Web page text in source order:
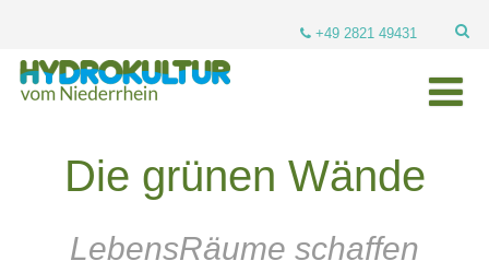
+49 2821 49431
Die grünen Wände
LebensRäume schaffen